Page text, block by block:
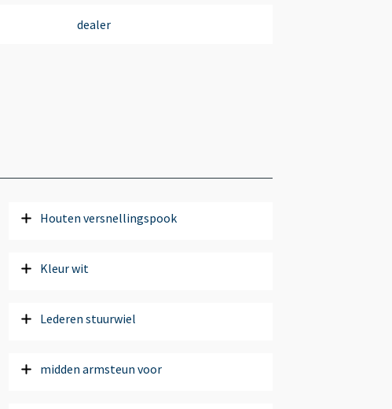
dealer
Houten versnellingspook
Kleur wit
Lederen stuurwiel
midden armsteun voor